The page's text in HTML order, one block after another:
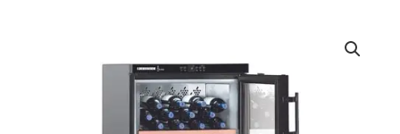
prix
initial
était :
prix
actuel
est :